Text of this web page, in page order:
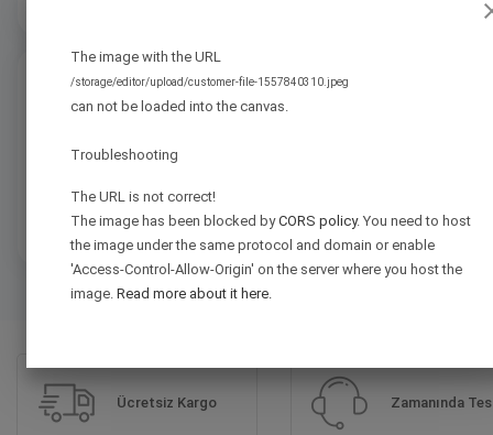
Nasıl Sipariş Verilir?
Tasarımınız uzmanlarımız tarafından baskı öncesi kontrol edilir.
Önceki
Ücretsiz Kargo Zamanında
The image with the URL
/storage/editor/upload/customer-file-1557840310.jpeg
can not be loaded into the canvas.
Troubleshooting
The URL is not correct!
The image has been blocked byCORS policy. You need to host
the image under the same protocol and domain or enable
'Access-Control-Allow-Origin' on the server where you host the
image. Read more about it here.